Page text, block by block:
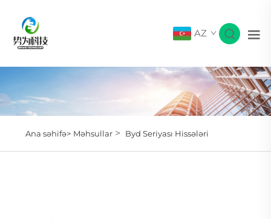
AZ
Ana səhifə> Məhsullar> Byd Seriyası Hissələri